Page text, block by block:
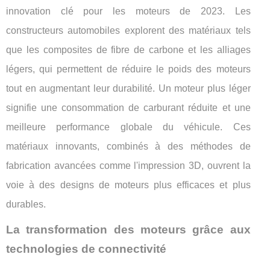
innovation clé pour les moteurs de 2023. Les
constructeurs automobiles explorent des matériaux tels
que les composites de fibre de carbone et les alliages
légers, qui permettent de réduire le poids des moteurs
tout en augmentant leur durabilité. Un moteur plus léger
signifie une consommation de carburant réduite et une
meilleure performance globale du véhicule. Ces
matériaux innovants, combinés à des méthodes de
fabrication avancées comme l'impression 3D, ouvrent la
voie à des designs de moteurs plus efficaces et plus
durables.
La transformation des moteurs grâce aux
technologies de connectivité